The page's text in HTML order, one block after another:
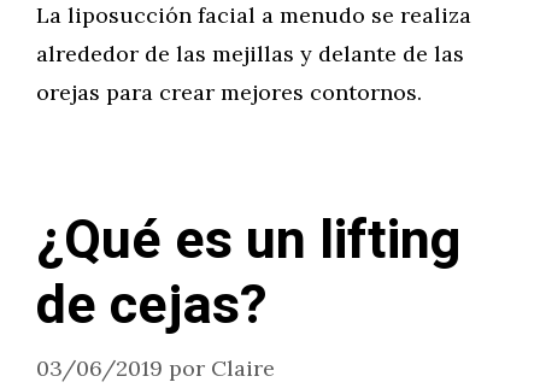
La liposucción facial a menudo se realiza
alrededor de las mejillas y delante de las
orejas para crear mejores contornos.
¿Qué es un lifting
de cejas?
03/06/2019 por Claire